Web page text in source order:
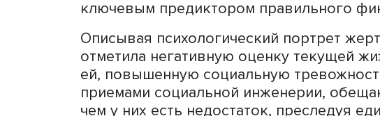
Кристина Чашникова обратила
бюджета, которое помогает
решений. Современный мир
становится невероятно высокой.
провоцируются маркетплейсами